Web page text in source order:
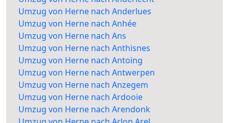
Umzug von Herne nach Anderlues
Umzug von Herne nach Anhée
Umzug von Herne nach Ans
Umzug von Herne nach Anthisnes
Umzug von Herne nach Antoing
Umzug von Herne nach Antwerpen
Umzug von Herne nach Anzegem
Umzug von Herne nach Ardooie
Umzug von Herne nach Arendonk